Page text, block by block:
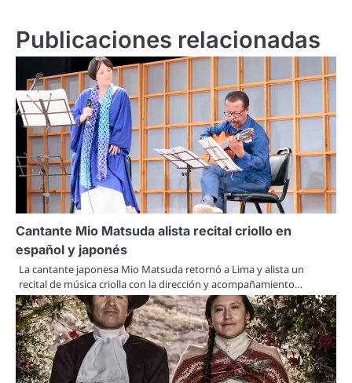
Publicaciones relacionadas
Cantante Mio Matsuda alista recital criollo en
español y japonés
La cantante japonesa Mio Matsuda retornó a Lima y alista un
recital de música criolla con la dirección y acompañamiento…